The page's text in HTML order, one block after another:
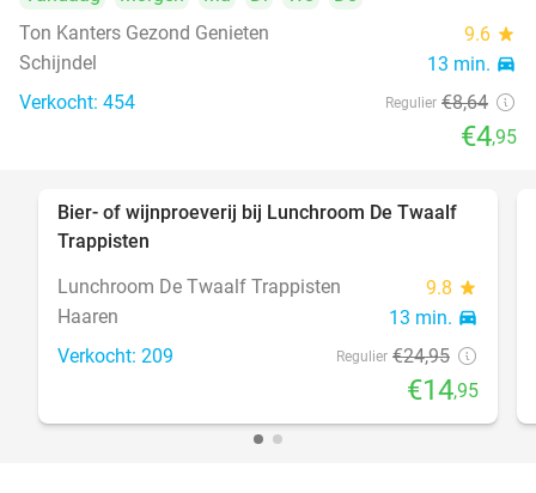
Ton Kanters Gezond Genieten
9.6 star
Schijndel 13 min. directions_car
Verkocht: 454 Regulier €8,64
€4,95
40%
Bier- of wijnproeverij bij Lunchroom De Twaalf
Trappisten
Lunchroom De Twaalf Trappisten
9.8 star
Haaren 13 min. directions_car
Verkocht: 209 Regulier €24,95
€14,95